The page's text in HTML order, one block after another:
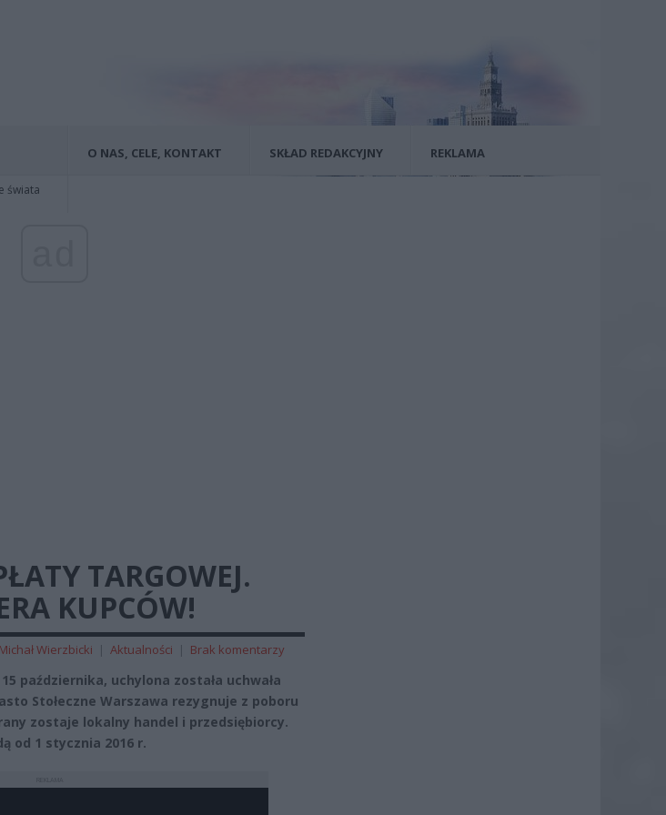
świata
O NAS, CELE, KONTAKT SKŁAD REDAKCYJNY REKLAMA
TARGOWEJ.
KUPCÓW!
Michał Wierzbicki | Aktualności | Brak komentarzy
października, uchylona została uchwała
Stołeczne Warszawa rezygnuje z poboru
zostaje lokalny handel i przedsiębiorcy.
od 1 stycznia 2016 r.